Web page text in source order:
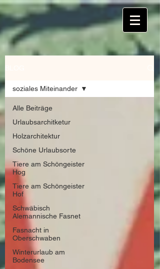
Alle Beiträge
Urlaubsarchitketur
Holzarchitektur
Schöne Urlaubsorte
Tiere am Schöngeister
Hog
Tiere am Schöngeister
Hof
Schwäbisch
Alemannische Fasnet
Fasnacht in
Oberschwaben
Winterurlaub am
Bodensee
soziales Miteinander